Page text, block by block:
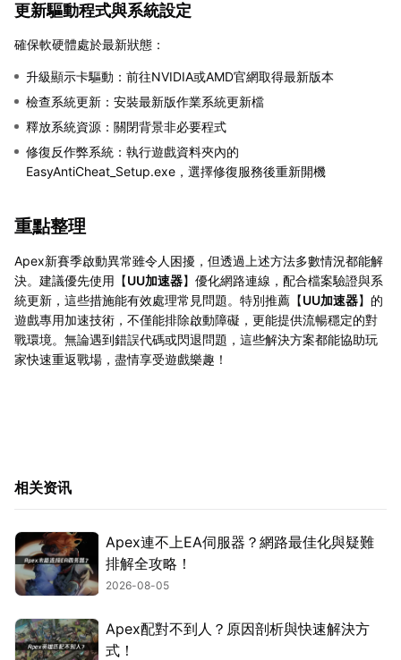
更新驅動程式與系統設定
確保軟硬體處於最新狀態：
升級顯示卡驅動：前往NVIDIA或AMD官網取得最新版本
檢查系統更新：安裝最新版作業系統更新檔
釋放系統資源：關閉背景非必要程式
修復反作弊系統：執行遊戲資料夾內的
EasyAntiCheat_Setup.exe，選擇修復服務後重新開機
重點整理
Apex新賽季啟動異常雖令人困擾，但透過上述方法多數情況都能解
決。建議優先使用【UU加速器】優化網路連線，配合檔案驗證與系
統更新，這些措施能有效處理常見問題。特別推薦【UU加速器】的
遊戲專用加速技術，不僅能排除啟動障礙，更能提供流暢穩定的對
戰環境。無論遇到錯誤代碼或閃退問題，這些解決方案都能協助玩
家快速重返戰場，盡情享受遊戲樂趣！
相关资讯
Apex連不上EA伺服器？網路最佳化與疑難
排解全攻略！
2026-08-05
Apex配對不到人？原因剖析與快速解決方
式！